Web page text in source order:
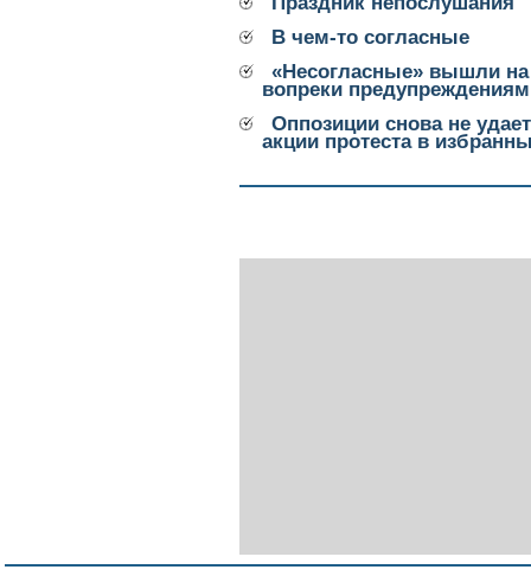
В чем-то согласные
«Несогласные» вышли
вопреки
Оппозиции снова не
акции протеста в